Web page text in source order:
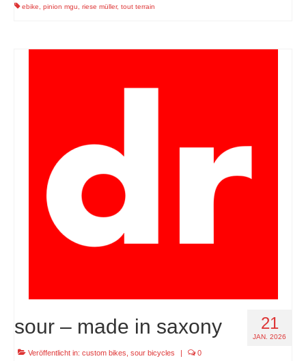
ebike pinion mgu riese müller, tout terrain
21
JAN. 2026
sour – made in saxony
Veröffentlicht in: custom bikes sour bicycles | 0